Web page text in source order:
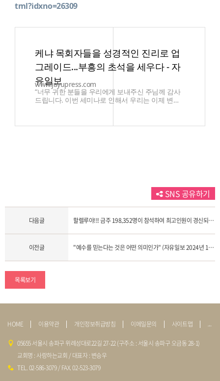
tml?idxno=26309
케냐 목회자들을 성경적인 진리로 업
그레이드...부흥의 초석을 세우다 - 자
유일보
“너무 귀한 분들을 우리에게 보내주신 주님께 감사
드립니다. 이번 세미나로 인해서 우리는 이제 변화
www.jayupress.com
SNS 공유하기
다음글 할렐루야!!! 금주 198,352명이 참석하여 최고인원이 경신되었습니다!
이전글 "예수를 믿는다는 것은 어떤 의미인가" (자유일보 2024년 1월 24일자 기사)
목록보기
HOME 이용약관 개인정보취급방침 이메일문의 사이트맵 admin
05655 서울시 송파구 위례성대로22길 27-22 (구주소 : 서울시 송파구 오금동 28-1)
교회명 : 사랑하는교회 / 대표자 : 변승우
TEL. 02-586-3079 / FAX. 02-523-3079